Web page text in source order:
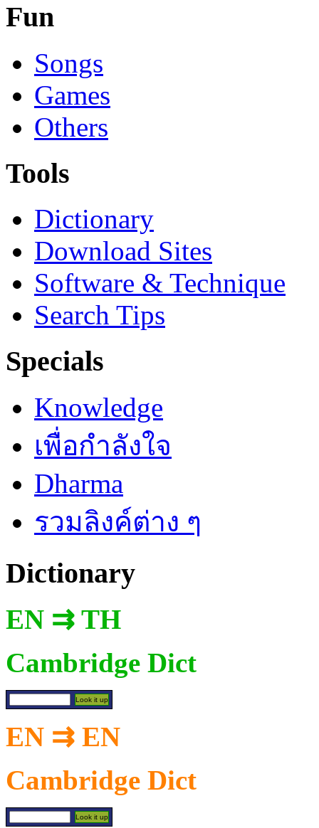
Fun
Songs
Games
Others
Tools
Dictionary
Download Sites
Software & Technique
Search Tips
Specials
Knowledge
เพื่อกำลังใจ
Dharma
รวมลิงค์ต่าง ๆ
Dictionary
EN ⇉ TH
Cambridge Dict
EN ⇉ EN
Cambridge Dict